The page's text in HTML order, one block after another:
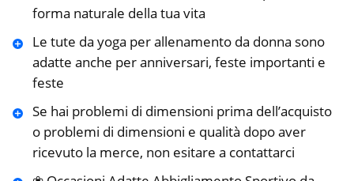
forma naturale della tua vita
Le tute da yoga per allenamento da donna sono
adatte anche per anniversari, feste importanti e
feste
Se hai problemi di dimensioni prima dell’acquisto
o problemi di dimensioni e qualità dopo aver
ricevuto la merce, non esitare a contattarci